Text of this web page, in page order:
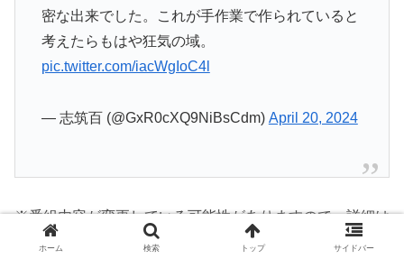
密な出来でした。これが手作業で作られていると
考えたらもはや狂気の域。
pic.twitter.com/iacWgIoC4l
— 志筑百 (@GxR0cXQ9NiBsCdm) April 20, 2024
※番組内容が変更している可能性がありますので、詳細は
NHK公式番組表
にてご確認ください。
ホーム 検索 トップ サイドバー